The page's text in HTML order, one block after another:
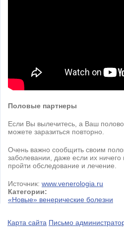
Половые партнеры
Если Вы вылечитесь, а Ваш
можете заразиться повторно.
Очень важно сообщить своим
заболевании, даже если их ничего
пройти обследование и лечение.
Источник: www.venerologia.ru
Категории:
«Новые» венерические болезни
Карта сайта Письмо